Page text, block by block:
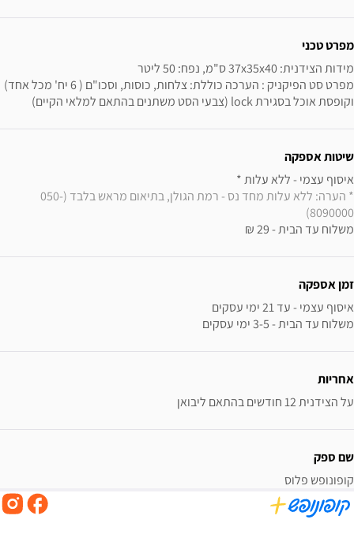
מפרט טכני
וקופסת אוכל בסגירת lock (צבעי הסט משתנים בהתאם למלאי הקיים)
שיטות אספקה
איסוף עצמי - ללא עלות *
* הערה: ללא עלות מחד נס - רמת הגולן, בתיאום מראש בלבד (050-
8090000)
משלוח עד הבית - 29 ₪
זמן אספקה
משלוח עד הבית - 3-5 ימי עסקים
אחריות
על הצידנית 12 חודשים בהתאם ליבואן
שם ספק
קופונופש פלוס